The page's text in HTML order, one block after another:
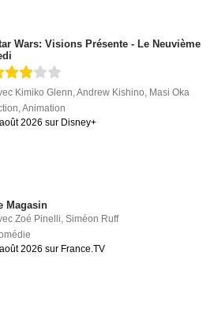
Wars: Visions Présente - Le Neuvième
Kimiko Glenn,Andrew Kishino, Masi Oka
,Animation
2026 sur Disney+
Magasin
Zoé Pinelli ,Siméon Ruff
2026 sur France.TV